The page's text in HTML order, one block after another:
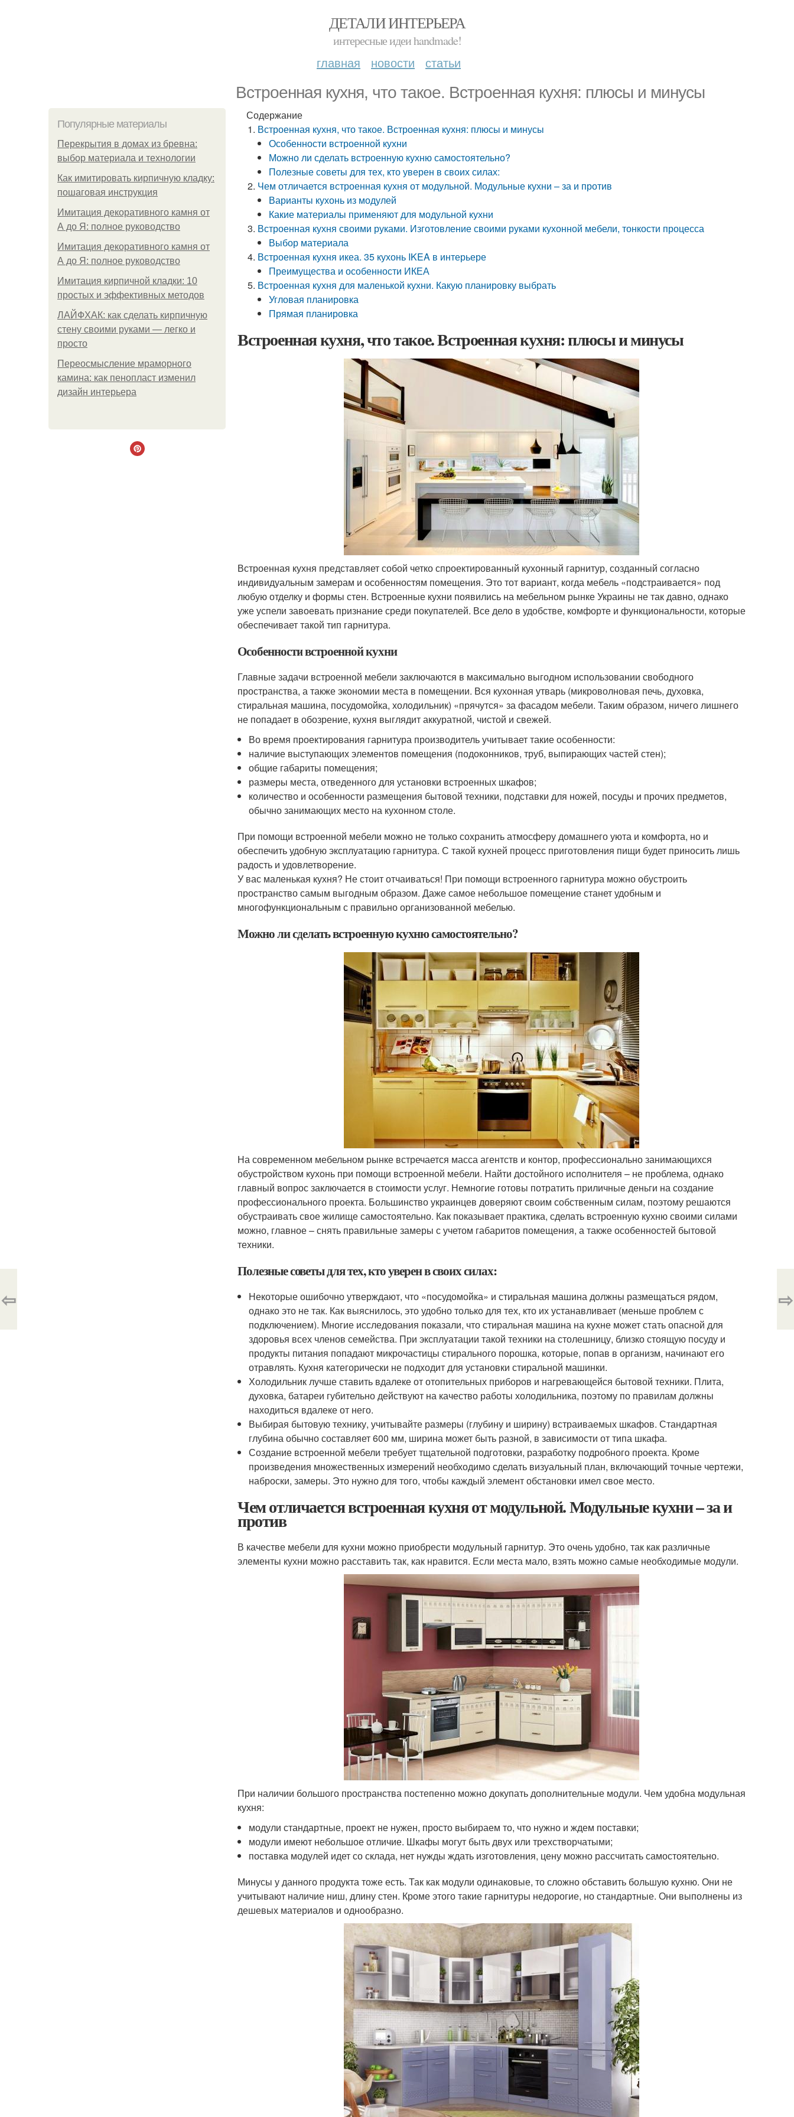
ДЕТАЛИ ИНТЕРЬЕРА
интересные идеи handmade!
главная новости статьи
Встроенная кухня, что такое. Встроенная кухня: плюсы и минусы
Популярные материалы
Перекрытия в домах из бревна:
выбор материала и технологии
Как имитировать кирпичную кладку:
пошаговая инструкция
Имитация декоративного камня от
А до Я: полное руководство
Имитация декоративного камня от
А до Я: полное руководство
Имитация кирпичной кладки: 10
простых и эффективных методов
ЛАЙФХАК: как сделать кирпичную
стену своими руками — легко и
просто
Переосмысление мраморного
камина: как пенопласт изменил
дизайн интерьера
Содержание
Встроенная кухня, что такое. Встроенная кухня: плюсы и минусы
Особенности встроенной кухни
Можно ли сделать встроенную кухню самостоятельно?
Полезные советы для тех, кто уверен в своих силах:
Чем отличается встроенная кухня от модульной. Модульные кухни – за и против
Варианты кухонь из модулей
Какие материалы применяют для модульной кухни
Встроенная кухня своими руками. Изготовление своими руками кухонной мебели, тонкости процесса
Выбор материала
Встроенная кухня икеа. 35 кухонь IKEA в интерьере
Преимущества и особенности ИКЕА
Встроенная кухня для маленькой кухни. Какую планировку выбрать
Угловая планировка
Прямая планировка
Встроенная кухня, что такое. Встроенная кухня: плюсы и минусы
Встроенная кухня представляет собой четко спроектированный кухонный гарнитур, созданный согласно
индивидуальным замерам и особенностям помещения. Это тот вариант, когда мебель «подстраивается» под
любую отделку и формы стен. Встроенные кухни появились на мебельном рынке Украины не так давно, однако
уже успели завоевать признание среди покупателей. Все дело в удобстве, комфорте и функциональности, которые
обеспечивает такой тип гарнитура.
Особенности встроенной кухни
Главные задачи встроенной мебели заключаются в максимально выгодном использовании свободного
пространства, а также экономии места в помещении. Вся кухонная утварь (микроволновая печь, духовка,
стиральная машина, посудомойка, холодильник) «прячутся» за фасадом мебели. Таким образом, ничего лишнего
не попадает в обозрение, кухня выглядит аккуратной, чистой и свежей.
Во время проектирования гарнитура производитель учитывает такие особенности:
наличие выступающих элементов помещения (подоконников, труб, выпирающих частей стен);
общие габариты помещения;
размеры места, отведенного для установки встроенных шкафов;
количество и особенности размещения бытовой техники, подставки для ножей, посуды и прочих предметов,
обычно занимающих место на кухонном столе.
При помощи встроенной мебели можно не только сохранить атмосферу домашнего уюта и комфорта, но и
обеспечить удобную эксплуатацию гарнитура. С такой кухней процесс приготовления пищи будет приносить лишь
радость и удовлетворение.
У вас маленькая кухня? Не стоит отчаиваться! При помощи встроенного гарнитура можно обустроить
пространство самым выгодным образом. Даже самое небольшое помещение станет удобным и
многофункциональным с правильно организованной мебелью.
Можно ли сделать встроенную кухню самостоятельно?
На современном мебельном рынке встречается масса агентств и контор, профессионально занимающихся
обустройством кухонь при помощи встроенной мебели. Найти достойного исполнителя – не проблема, однако
главный вопрос заключается в стоимости услуг. Немногие готовы потратить приличные деньги на создание
профессионального проекта. Большинство украинцев доверяют своим собственным силам, поэтому решаются
обустраивать свое жилище самостоятельно. Как показывает практика, сделать встроенную кухню своими силами
можно, главное – снять правильные замеры с учетом габаритов помещения, а также особенностей бытовой
техники.
Полезные советы для тех, кто уверен в своих силах:
Некоторые ошибочно утверждают, что «посудомойка» и стиральная машина должны размещаться рядом,
однако это не так. Как выяснилось, это удобно только для тех, кто их устанавливает (меньше проблем с
подключением). Многие исследования показали, что стиральная машина на кухне может стать опасной для
здоровья всех членов семейства. При эксплуатации такой техники на столешницу, близко стоящую посуду и
продукты питания попадают микрочастицы стирального порошка, которые, попав в организм, начинают его
отравлять. Кухня категорически не подходит для установки стиральной машинки.
Холодильник лучше ставить вдалеке от отопительных приборов и нагревающейся бытовой техники. Плита,
духовка, батареи губительно действуют на качество работы холодильника, поэтому по правилам должны
находиться вдалеке от него.
Выбирая бытовую технику, учитывайте размеры (глубину и ширину) встраиваемых шкафов. Стандартная
глубина обычно составляет 600 мм, ширина может быть разной, в зависимости от типа шкафа.
Создание встроенной мебели требует тщательной подготовки, разработку подробного проекта. Кроме
произведения множественных измерений необходимо сделать визуальный план, включающий точные чертежи,
наброски, замеры. Это нужно для того, чтобы каждый элемент обстановки имел свое место.
Чем отличается встроенная кухня от модульной. Модульные кухни – за и
против
В качестве мебели для кухни можно приобрести модульный гарнитур. Это очень удобно, так как различные
элементы кухни можно расставить так, как нравится. Если места мало, взять можно самые необходимые модули.
При наличии большого пространства постепенно можно докупать дополнительные модули. Чем удобна модульная
кухня:
модули стандартные, проект не нужен, просто выбираем то, что нужно и ждем поставки;
модули имеют небольшое отличие. Шкафы могут быть двух или трехстворчатыми;
поставка модулей идет со склада, нет нужды ждать изготовления, цену можно рассчитать самостоятельно.
Минусы у данного продукта тоже есть. Так как модули одинаковые, то сложно обставить большую кухню. Они не
учитывают наличие ниш, длину стен. Кроме этого такие гарнитуры недорогие, но стандартные. Они выполнены из
дешевых материалов и однообразно.
⇦ ⇨